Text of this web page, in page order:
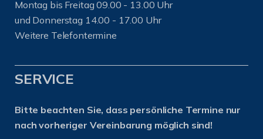
Montag bis Freitag 09.00 - 13.00 Uhr
und Donnerstag 14.00 - 17.00 Uhr
Weitere Telefontermine
SERVICE
Bitte beachten Sie, dass persönliche Termine nur
nach vorheriger Vereinbarung möglich sind!